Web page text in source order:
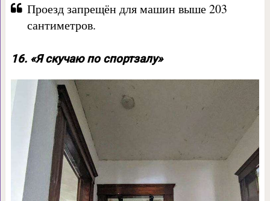
Проезд запрещён для машин выше 203
сантиметров.
16. «Я скучаю по спортзалу»